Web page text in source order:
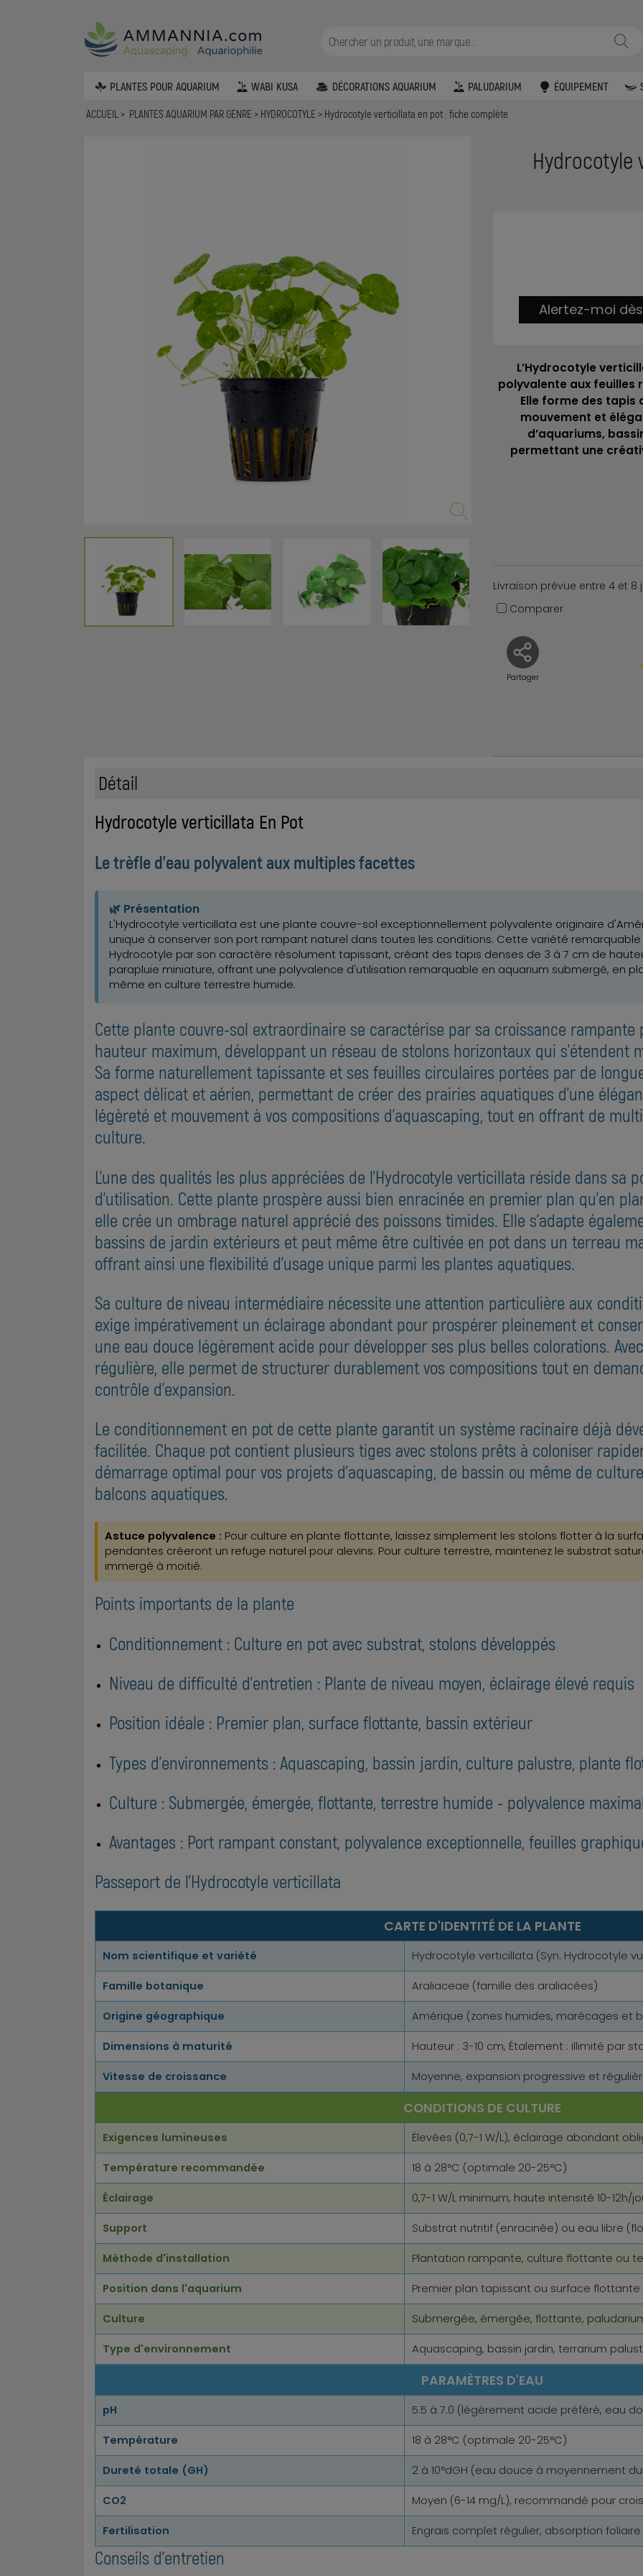
PLANTES POUR AQUARIUM WABI KUSA DÉCORATIONS AQUARIUM PALUDARIUM ÉQUIPEMENT
ACCUEIL PLANTES AQUARIUM PAR GENRE HYDROCOTYLE Hydrocotyle verticillata en pot : fiche complète
Hydrocotyle
Alertez-moi
L’Hydrocotyle
polyvalente aux feuilles
Elle forme des tapis
mouvement et
d’aquariums,
permettant une
Livraison prévue entre 4 et 8
Comparer
Partager
Détail
Hydrocotyle verticillata En Pot
Le trèfle d'eau polyvalent aux multiples facettes
🌿 Présentation
L'Hydrocotyle verticillata est une plante couvre-sol exceptionnellement polyvalente originaire
unique à conserver son port rampant naturel dans toutes les conditions. Cette variété
Hydrocotyle par son caractère résolument tapissant, créant des tapis denses de 3 à 7 cm de
parapluie miniature, offrant une polyvalence d'utilisation remarquable en aquarium submergé, en
même en culture terrestre humide.
Cette plante couvre-sol extraordinaire se caractérise par sa croissance rampante
hauteur maximum, développant un réseau de stolons horizontaux qui s'étendent
Sa forme naturellement tapissante et ses feuilles circulaires portées par de
aspect délicat et aérien, permettant de créer des prairies aquatiques d'une
légèreté et mouvement à vos compositions d'aquascaping, tout en offrant de
culture.
L'une des qualités les plus appréciées de l'Hydrocotyle verticillata réside dans sa
d'utilisation. Cette plante prospère aussi bien enracinée en premier plan qu'en
elle crée un ombrage naturel apprécié des poissons timides. Elle s'adapte
bassins de jardin extérieurs et peut même être cultivée en pot dans un terreau
offrant ainsi une flexibilité d'usage unique parmi les plantes aquatiques.
Sa culture de niveau intermédiaire nécessite une attention particulière aux
exige impérativement un éclairage abondant pour prospérer pleinement et
une eau douce légèrement acide pour développer ses plus belles colorations.
régulière, elle permet de structurer durablement vos compositions tout en
contrôle d'expansion.
Le conditionnement en pot de cette plante garantit un système racinaire déjà
facilitée. Chaque pot contient plusieurs tiges avec stolons prêts à coloniser
démarrage optimal pour vos projets d'aquascaping, de bassin ou même de
balcons aquatiques.
Astuce polyvalence : Pour culture en plante flottante, laissez simplement les stolons flotter à la
pendantes créeront un refuge naturel pour alevins. Pour culture terrestre, maintenez le substrat
immergé à moitié.
Points importants de la plante
Conditionnement : Culture en pot avec substrat, stolons développés
Niveau de difficulté d'entretien : Plante de niveau moyen, éclairage élevé requis
Position idéale : Premier plan, surface flottante, bassin extérieur
Types d'environnements : Aquascaping, bassin jardin, culture palustre, plante
Culture : Submergée, émergée, flottante, terrestre humide - polyvalence
Avantages : Port rampant constant, polyvalence exceptionnelle, feuilles
Passeport de l'Hydrocotyle verticillata
CARTE D'IDENTITÉ DE LA PLANTE
Nom scientifique et variété Hydrocotyle verticillata (Syn. Hydrocotyle
Famille botanique Araliaceae (famille des araliacées)
Origine géographique Amérique (zones humides, marécages et
Dimensions à maturité Hauteur : 3-10 cm, Étalement : illimité par
Vitesse de croissance Moyenne, expansion progressive et
CONDITIONS DE CULTURE
Exigences lumineuses Élevées (0,7-1 W/L), éclairage abondant
Température recommandée 18 à 28°C (optimale 20-25°C)
Éclairage 0,7-1 W/L minimum, haute intensité 10-12h/
Support Substrat nutritif (enracinée) ou eau libre
Méthode d'installation Plantation rampante, culture flottante ou
Position dans l'aquarium Premier plan tapissant ou surface flottante
Culture Submergée, émergée, flottante,
Type d'environnement Aquascaping, bassin jardin, terrarium
PARAMÈTRES D'EAU
pH 5.5 à 7.0 (légèrement acide préféré, eau
Température 18 à 28°C (optimale 20-25°C)
Dureté totale (GH) 2 à 10°dGH (eau douce à moyennement
CO2 Moyen (6-14 mg/L), recommandé pour
Fertilisation Engrais complet régulier, absorption
Conseils d'entretien